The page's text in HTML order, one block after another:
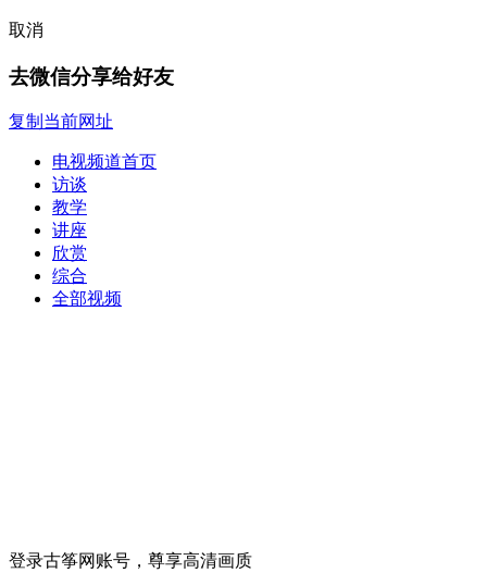
取消
去微信分享给好友
复制当前网址
电视频道首页
访谈
教学
讲座
欣赏
综合
全部视频
登录古筝网账号，尊享高清画质